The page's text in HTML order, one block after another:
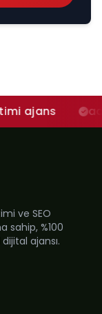
adana
ve SEO
sahip, %100
ajansı.